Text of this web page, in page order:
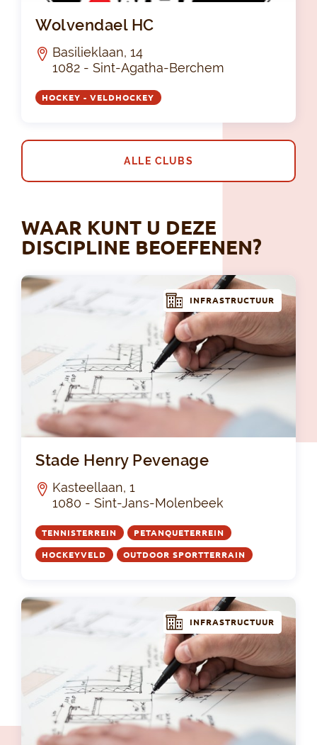
Wolvendael HC
Basilieklaan, 14
1082 - Sint-Agatha-Berchem
HOCKEY - VELDHOCKEY
ALLE CLUBS
WAAR KUNT U DEZE
DISCIPLINE BEOEFENEN?
INFRASTRUCTUUR
Stade Henry Pevenage
Kasteellaan, 1
1080 - Sint-Jans-Molenbeek
TENNISTERREIN PETANQUETERREIN
HOCKEYVELD OUTDOOR SPORTTERRAIN
INFRASTRUCTUUR